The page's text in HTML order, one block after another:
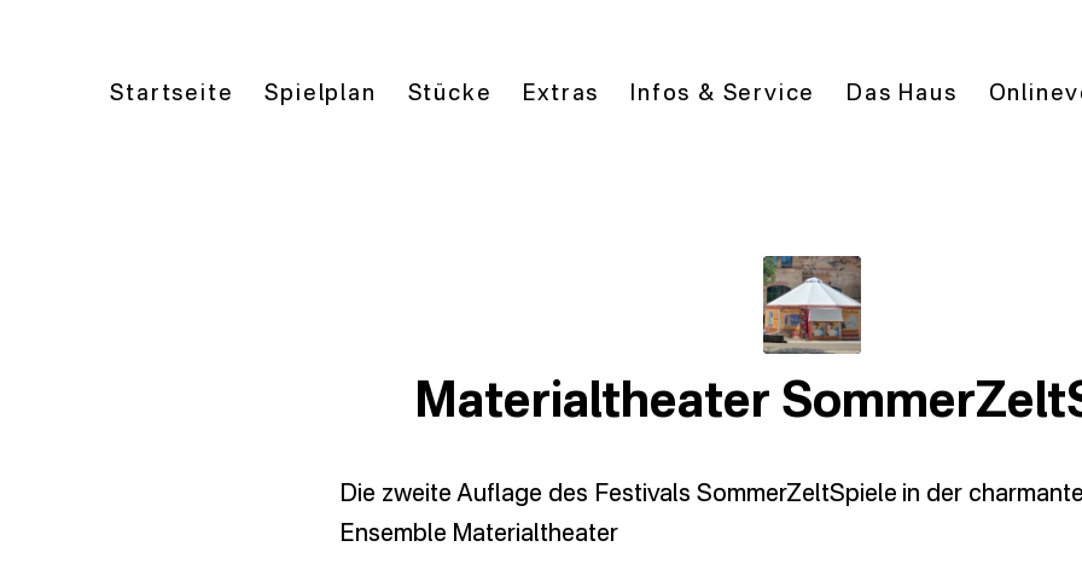
Startseite Spielplan Stücke Extras Infos & Service Das Haus
Materialtheater
Die zweite Auflage des Festivals SommerZeltSpiele in der
Ensemble Materialtheater